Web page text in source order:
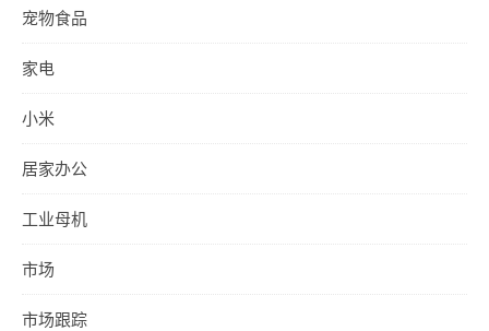
宠物食品
家电
小米
居家办公
工业母机
市场
市场跟踪